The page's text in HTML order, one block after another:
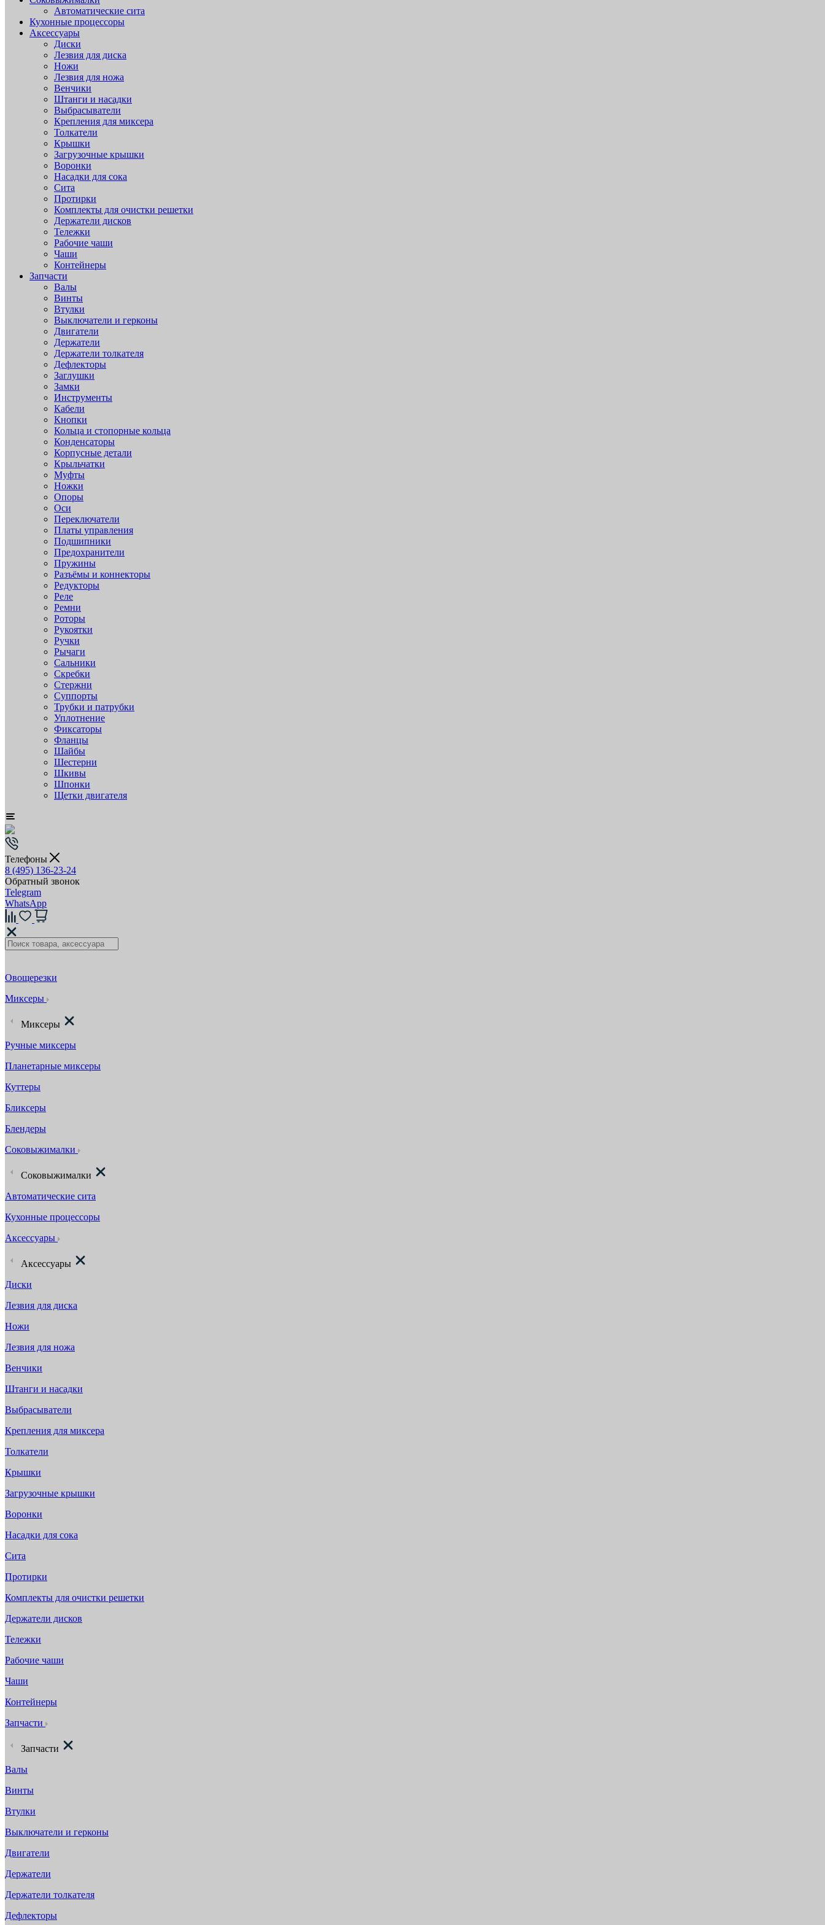
Автоматические сита
Кухонные процессоры
Аксессуары
Диски
Лезвия для диска
Ножи
Лезвия для ножа
Венчики
Штанги и насадки
Выбрасыватели
Крепления для миксера
Толкатели
Крышки
Загрузочные крышки
Воронки
Насадки для сока
Сита
Протирки
Комплекты для очистки решетки
Держатели дисков
Тележки
Рабочие чаши
Чаши
Контейнеры
Запчасти
Валы
Винты
Втулки
Выключатели и герконы
Двигатели
Держатели
Держатели толкателя
Дефлекторы
Заглушки
Замки
Инструменты
Кабели
Кнопки
Кольца и стопорные кольца
Конденсаторы
Корпусные детали
Крыльчатки
Муфты
Ножки
Опоры
Оси
Переключатели
Платы управления
Подшипники
Предохранители
Пружины
Разъёмы и коннекторы
Редукторы
Реле
Ремни
Роторы
Рукоятки
Ручки
Рычаги
Сальники
Скребки
Стержни
Суппорты
Трубки и патрубки
Уплотнение
Фиксаторы
Фланцы
Шайбы
Шестерни
Шкивы
Шпонки
Щетки двигателя
Телефоны
8 (495) 136-23-24
Обратный звонок
Telegram
WhatsApp
Овощерезки
Миксеры
Миксеры
Ручные миксеры
Планетарные миксеры
Куттеры
Бликсеры
Блендеры
Соковыжималки
Соковыжималки
Автоматические сита
Кухонные процессоры
Аксессуары
Аксессуары
Диски
Лезвия для диска
Ножи
Лезвия для ножа
Венчики
Штанги и насадки
Выбрасыватели
Крепления для миксера
Толкатели
Крышки
Загрузочные крышки
Воронки
Насадки для сока
Сита
Протирки
Комплекты для очистки решетки
Держатели дисков
Тележки
Рабочие чаши
Чаши
Контейнеры
Запчасти
Запчасти
Валы
Винты
Втулки
Выключатели и герконы
Двигатели
Держатели
Держатели толкателя
Дефлекторы